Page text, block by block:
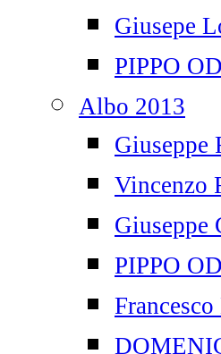
Giusepe
PIPPO
Albo 2013
Giuseppe
Vincenzo
Giuseppe
PIPPO